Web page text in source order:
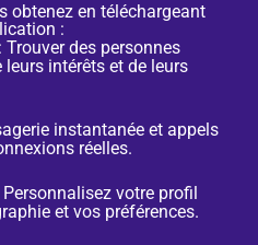
obtenez en téléchargeant
:
: Trouver des personnes
intérêts et de leurs
instantanée et appels
réelles.
Personnalisez votre profil
et vos préférences.